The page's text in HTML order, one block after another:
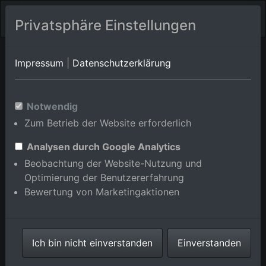
Marxzell/Pfaffenrot Baden-Württemberg
Luftbildalbum von
Marxzell/Schielberg in Baden-
Württemberg, Deutschland
Online-Shop
Privatsphäre Einstellungen
Impressum Datenschutzerklärung
Notwendig
Zum Betrieb der Website erforderlich
Analysen durch Google Analytics
Beobachtung der Website-Nutzung und
Optimierung der Benutzererfahrung
Bewertung von Marketingaktionen
Ich bin nicht einverstanden Einverstanden